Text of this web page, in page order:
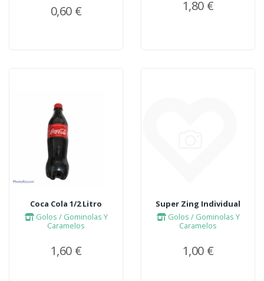
0,60 € 1,80 €
Coca Cola 1/2 Litro
Golos / Gominolas Y
Caramelos
1,60 €
Super Zing Individual
Golos / Gominolas Y
Caramelos
1,00 €